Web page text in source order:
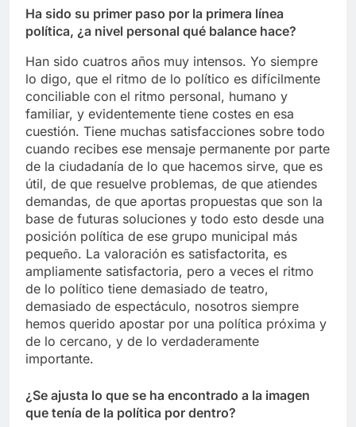
Ha sido su primer paso por la primera línea
política, ¿a nivel personal qué balance hace?
Han sido cuatros años muy intensos. Yo siempre
lo digo, que el ritmo de lo político es difícilmente
conciliable con el ritmo personal, humano y
familiar, y evidentemente tiene costes en esa
cuestión. Tiene muchas satisfacciones sobre todo
cuando recibes ese mensaje permanente por parte
de la ciudadanía de lo que hacemos sirve, que es
útil, de que resuelve problemas, de que atiendes
demandas, de que aportas propuestas que son la
base de futuras soluciones y todo esto desde una
posición política de ese grupo municipal más
pequeño. La valoración es satisfactorita, es
ampliamente satisfactoria, pero a veces el ritmo
de lo político tiene demasiado de teatro,
demasiado de espectáculo, nosotros siempre
hemos querido apostar por una política próxima y
de lo cercano, y de lo verdaderamente
importante.
¿Se ajusta lo que se ha encontrado a la imagen
que tenía de la política por dentro?